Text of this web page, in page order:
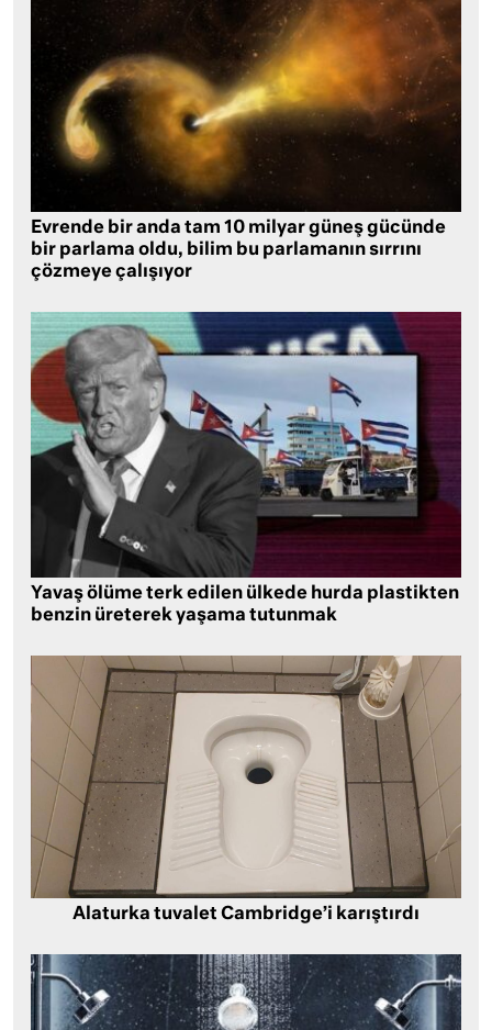
Evrende bir anda tam 10 milyar güneş gücünde
bir parlama oldu, bilim bu parlamanın sırrını
çözmeye çalışıyor
Yavaş ölüme terk edilen ülkede hurda plastikten
benzin üreterek yaşama tutunmak
Alaturka tuvalet Cambridge’i karıştırdı